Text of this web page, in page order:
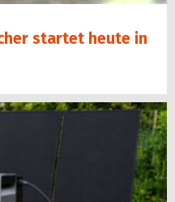
startet heu­te in